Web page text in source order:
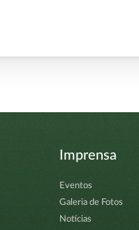
Imprensa
Eventos
Galeria de Fotos
Notícias